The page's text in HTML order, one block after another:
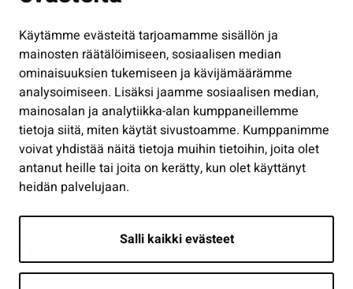
Käytämme evästeitä tarjoamamme sisällön ja
mainosten räätälöimiseen, sosiaalisen median
ominaisuuksien tukemiseen ja kävijämäärämme
analysoimiseen. Lisäksi jaamme sosiaalisen median,
mainosalan ja analytiikka-alan kumppaneillemme
tietoja siitä, miten käytät sivustoamme. Kumppanimme
voivat yhdistää näitä tietoja muihin tietoihin, joita olet
antanut heille tai joita on kerätty, kun olet käyttänyt
heidän palvelujaan.
Salli kaikki evästeet
Työ ja yrittäminen
Osallistu ja asioi
Näytä omat evästeasetukseni
Seuraa meitä